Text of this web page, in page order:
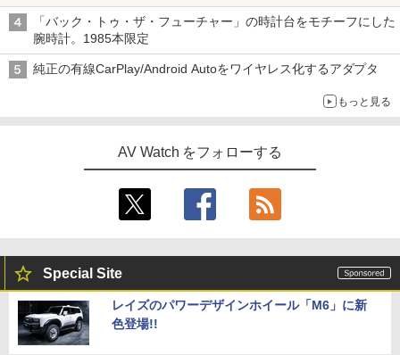
「バック・トゥ・ザ・フューチャー」の時計台をモチーフにした
腕時計。1985本限定
純正の有線CarPlay/Android Autoをワイヤレス化するアダプタ
もっと見る
AV Watch をフォローする
Special Site
レイズのパワーデザインホイール「M6」に新
色登場!!